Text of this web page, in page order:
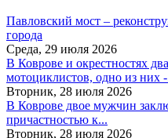
Павловский мост –
города
Среда, 29 июля 2026
В Коврове и окрестностях
мотоциклистов, одно из них
Вторник, 28 июля 2026
В Коврове двое мужчин
причастностью к...
Вторник, 28 июля 2026